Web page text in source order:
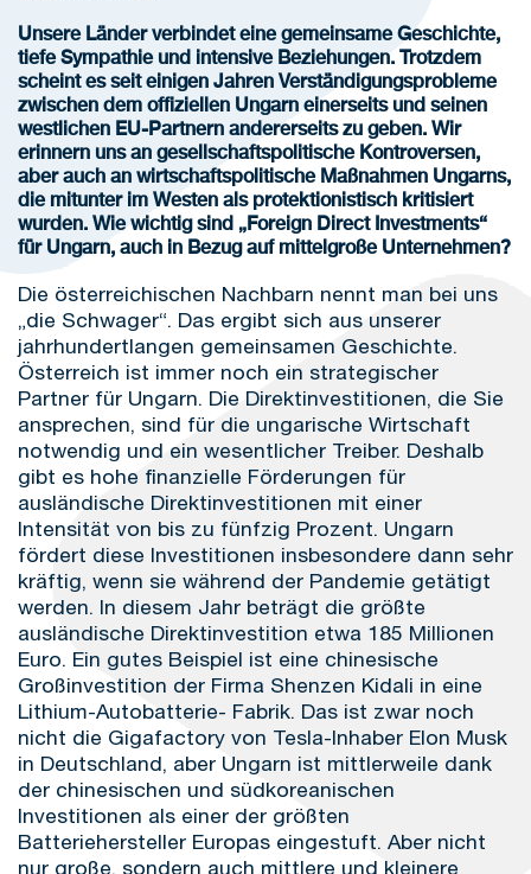
Unsere Länder verbindet eine gemeinsame Geschichte,
tiefe Sympathie und intensive Beziehungen. Trotzdem
scheint es seit einigen Jahren Verständigungsprobleme
zwischen dem offiziellen Ungarn einerseits und seinen
westlichen EU-Partnern andererseits zu geben. Wir
erinnern uns an gesellschaftspolitische Kontroversen,
aber auch an wirtschaftspolitische Maßnahmen Ungarns,
die mitunter im Westen als protektionistisch kritisiert
wurden. Wie wichtig sind „Foreign Direct Investments“
für Ungarn, auch in Bezug auf mittelgroße Unternehmen?
Die österreichischen Nachbarn nennt man bei uns
„die Schwager“. Das ergibt sich aus unserer
jahrhundertlangen gemeinsamen Geschichte.
Österreich ist immer noch ein strategischer
Partner für Ungarn. Die Direktinvestitionen, die Sie
ansprechen, sind für die ungarische Wirtschaft
notwendig und ein wesentlicher Treiber. Deshalb
gibt es hohe finanzielle Förderungen für
ausländische Direktinvestitionen mit einer
Intensität von bis zu fünfzig Prozent. Ungarn
fördert diese Investitionen insbesondere dann sehr
kräftig, wenn sie während der Pandemie getätigt
werden. In diesem Jahr beträgt die größte
ausländische Direktinvestition etwa 185 Millionen
Euro. Ein gutes Beispiel ist eine chinesische
Großinvestition der Firma Shenzen Kidali in eine
Lithium-Autobatterie- Fabrik. Das ist zwar noch
nicht die Gigafactory von Tesla-Inhaber Elon Musk
in Deutschland, aber Ungarn ist mittlerweile dank
der chinesischen und südkoreanischen
Investitionen als einer der größten
Batteriehersteller Europas eingestuft. Aber nicht
nur große, sondern auch mittlere und kleinere